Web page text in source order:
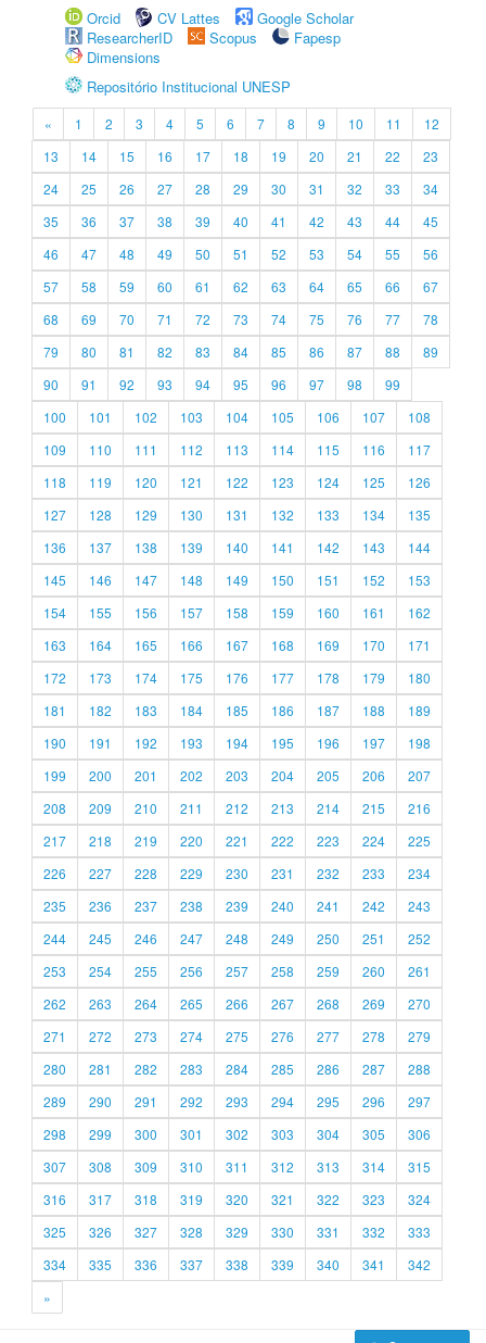
Orcid
CV Lattes
Google Scholar
ResearcherID
Scopus
Fapesp
Dimensions
Repositório Institucional UNESP
« 1 2 3 4 5 6 7 8 9 10 11
12
13
14 15 16 17 18 19 20 21 22
23
24
25 26 27 28 29 30 31 32 33
34
35
36 37 38 39 40 41 42 43 44
45
46
47 48 49 50 51 52 53 54 55
56
57
58 59 60 61 62 63 64 65 66
67
68
69 70 71 72 73 74 75 76 77
78
79
80 81 82 83 84 85 86 87 88
89
90
91 92 93 94 95 96 97 98
99
100
101 102 103 104 105 106 107
108
109
110 111 112 113 114 115 116
117
118
119 120 121 122 123 124 125
126
127
128 129 130 131 132 133 134
135
136
137 138 139 140 141 142 143
144
145
146 147 148 149 150 151 152
153
154
155 156 157 158 159 160 161
162
163
164 165 166 167 168 169 170
171
172
173 174 175 176 177 178 179
180
181
182 183 184 185 186 187 188
189
190
191 192 193 194 195 196 197
198
199
200 201 202 203 204 205 206
207
208
209 210 211 212 213 214 215
216
217
218 219 220 221 222 223 224
225
226
227 228 229 230 231 232 233
234
235
236 237 238 239 240 241 242
243
244
245 246 247 248 249 250 251
252
253
254 255 256 257 258 259 260
261
262
263 264 265 266 267 268 269
270
271
272 273 274 275 276 277 278
279
280
281 282 283 284 285 286 287
288
289
290 291 292 293 294 295 296
297
298
299 300 301 302 303 304 305
306
307
308 309 310 311 312 313 314
315
316
317 318 319 320 321 322 323
324
325
326 327 328 329 330 331 332
333
334
335 336 337 338 339 340 341
342
»